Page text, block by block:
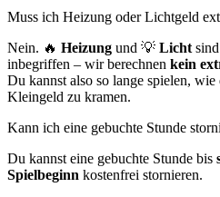
Muss ich Heizung oder Lichtgeld
Nein. 🔥 Heizung und 💡 Licht
inbegriffen – wir berechnen kein
Du kannst also so lange spielen, wie
Kleingeld zu kramen.
Kann ich eine gebuchte Stunde
Du kannst eine gebuchte Stunde bis
Spielbeginn kostenfrei stornieren.